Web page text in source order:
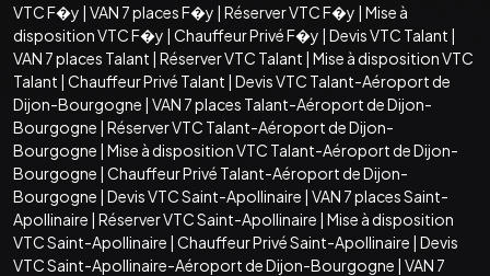
VTC F�y | VAN 7 places F�y | Réserver VTC F�y | Mise à
disposition VTC F�y | Chauffeur Privé F�y | Devis VTC Talant |
VAN 7 places Talant | Réserver VTC Talant | Mise à disposition VTC
Talant | Chauffeur Privé Talant | Devis VTC Talant-Aéroport de
Dijon-Bourgogne | VAN 7 places Talant-Aéroport de Dijon-
Bourgogne | Réserver VTC Talant-Aéroport de Dijon-
Bourgogne | Mise à disposition VTC Talant-Aéroport de Dijon-
Bourgogne | Chauffeur Privé Talant-Aéroport de Dijon-
Bourgogne | Devis VTC Saint-Apollinaire | VAN 7 places Saint-
Apollinaire | Réserver VTC Saint-Apollinaire | Mise à disposition
VTC Saint-Apollinaire | Chauffeur Privé Saint-Apollinaire | Devis
VTC Saint-Apollinaire-Aéroport de Dijon-Bourgogne | VAN 7